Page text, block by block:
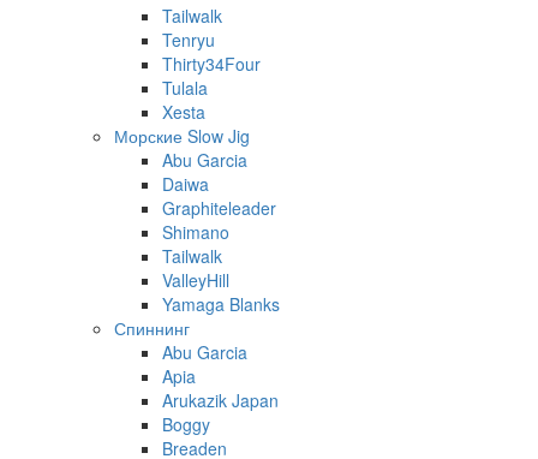
Tailwalk
Tenryu
Thirty34Four
Tulala
Xesta
Морские Slow Jig
Abu Garcia
Daiwa
Graphiteleader
Shimano
Tailwalk
ValleyHill
Yamaga Blanks
Спиннинг
Abu Garcia
Apia
Arukazik Japan
Boggy
Breaden